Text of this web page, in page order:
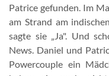
Patrice gefunden. Im
am Strand am
sagte sie „Ja". Und
News. Daniel und
Powercouple ein